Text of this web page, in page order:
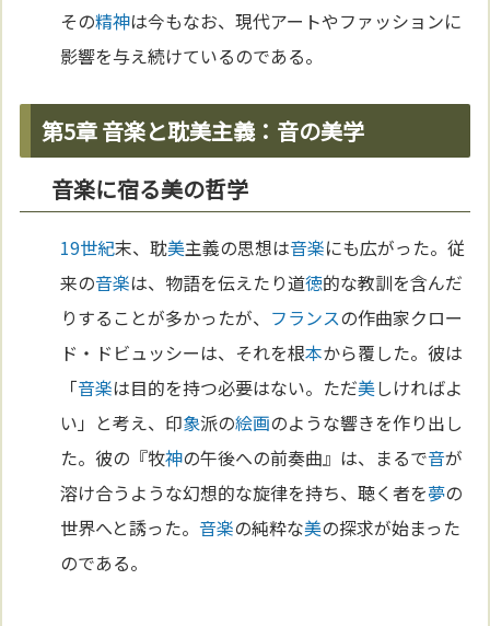
その精神は今もなお、現代アートやファッションに
影響を与え続けているのである。
第5章 音楽と耽美主義：音の美学
音楽に宿る美の哲学
19世紀末、耽美主義の思想は音楽にも広がった。従
来の音楽は、物語を伝えたり道徳的な教訓を含んだ
りすることが多かったが、 フランスの作曲家クロー
ド・ドビュッシーは、それを根本から覆した。彼は
「音楽は目的を持つ必要はない。ただ美しければよ
い」と考え、印象派の絵画のような響きを作り出し
た。彼の『牧神の午後への前奏曲』は、まるで音が
溶け合うような幻想的な旋律を持ち、聴く者を夢の
世界へと誘った。音楽の純粋な美の探求が始まった
のである。